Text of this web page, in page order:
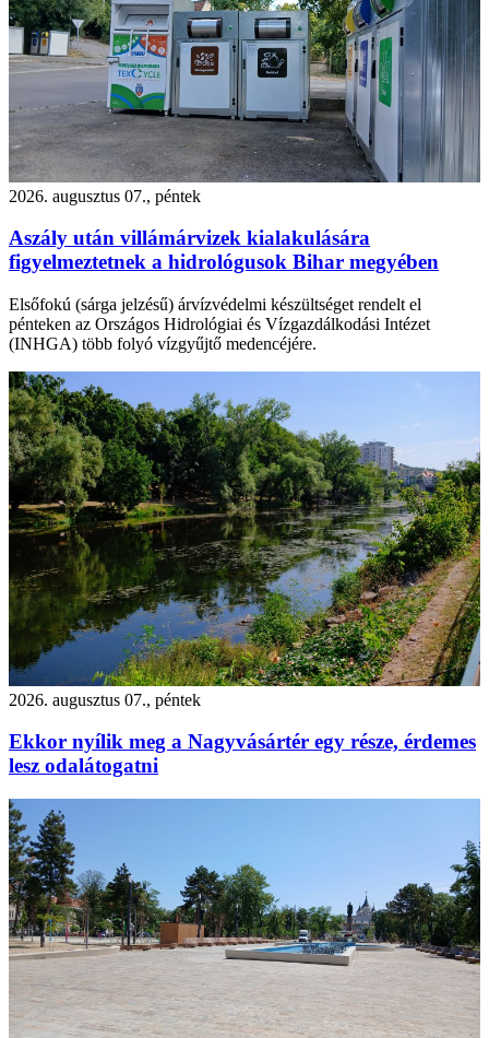
2026. augusztus 07., péntek
Aszály után villámárvizek kialakulására
figyelmeztetnek a hidrológusok Bihar megyében
Elsőfokú (sárga jelzésű) árvízvédelmi készültséget rendelt el
pénteken az Országos Hidrológiai és Vízgazdálkodási Intézet
(INHGA) több folyó vízgyűjtő medencéjére.
2026. augusztus 07., péntek
Ekkor nyílik meg a Nagyvásártér egy része, érdemes
lesz odalátogatni